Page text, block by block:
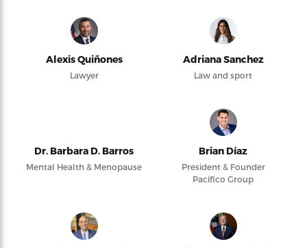
Alexis Quiñones
Lawyer
Adriana Sanchez
Law and sport
Dr. Barbara D. Barros
Mental Health & Menopause
Brian Díaz
President & Founder
Pacifico Group